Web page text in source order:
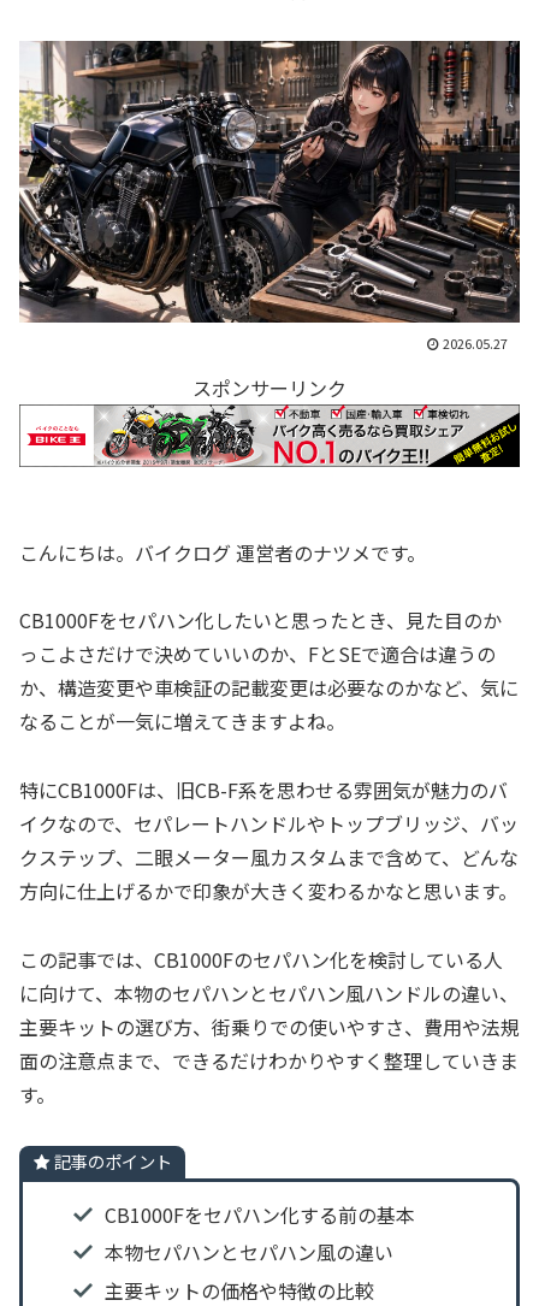
2026.05.27
スポンサーリンク
こんにちは。バイクログ 運営者のナツメです。
CB1000Fをセパハン化したいと思ったとき、見た目のか
っこよさだけで決めていいのか、FとSEで適合は違うの
か、構造変更や車検証の記載変更は必要なのかなど、気に
なることが一気に増えてきますよね。
特にCB1000Fは、旧CB-F系を思わせる雰囲気が魅力のバ
イクなので、セパレートハンドルやトップブリッジ、バッ
クステップ、二眼メーター風カスタムまで含めて、どんな
方向に仕上げるかで印象が大きく変わるかなと思います。
この記事では、CB1000Fのセパハン化を検討している人
に向けて、本物のセパハンとセパハン風ハンドルの違い、
主要キットの選び方、街乗りでの使いやすさ、費用や法規
面の注意点まで、できるだけわかりやすく整理していきま
す。
記事のポイント
CB1000Fをセパハン化する前の基本
本物セパハンとセパハン風の違い
主要キットの価格や特徴の比較